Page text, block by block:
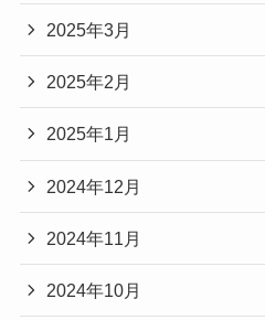
2025年3月
2025年2月
2025年1月
2024年12月
2024年11月
2024年10月